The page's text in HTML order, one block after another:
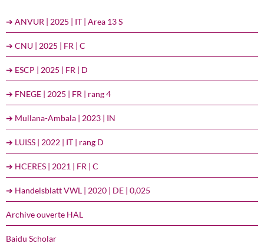
➔ ANVUR | 2025 | IT | Area 13 S
➔ CNU | 2025 | FR | C
➔ ESCP | 2025 | FR | D
➔ FNEGE | 2025 | FR | rang 4
➔ Mullana-Ambala | 2023 | IN
➔ LUISS | 2022 | IT | rang D
➔ HCERES | 2021 | FR | C
➔ Handelsblatt VWL | 2020 | DE | 0,025
Archive ouverte HAL
Baidu Scholar